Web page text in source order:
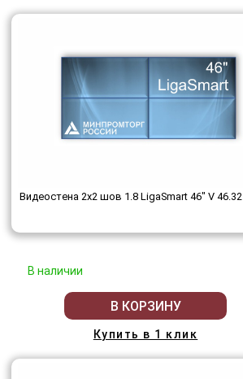
Видеостена 2x2 шов 1.8 LigaSmart 46" V 46.32
В наличии
В КОРЗИНУ
Купить в 1 клик